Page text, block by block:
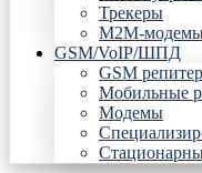
Трекеры
М2М-
GSM/VoIP/ШПД
GSM
Мобильные
Модемы